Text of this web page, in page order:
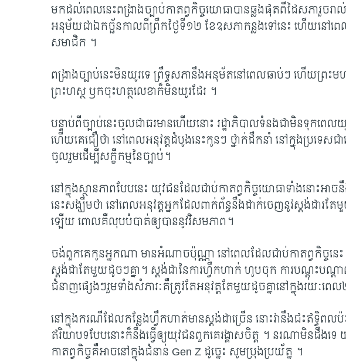
មកដល់ពេលនេះពង្រាងច្បាប់កាតព្វកិច្ចយោធាបានឆ្លងផុតពីដៃសភារួ
អនុម័យជាឯកច្ឆ័នកាលពីព្រឹកថ្ងៃទី១២ ខែឧសភាកន្លងទៅនេះ ហើយនៅពេល
សមាជិក ។​
ពង្រាងច្បាប់នេះមិនយូរទេ ព្រឹទ្ធសភានឹងអនុម័តនៅពេលឆាប់ៗ ហើយព្រះ
ព្រះហស្ថ ឫកចុះហត្ថលេខាក៏មិនយូរដែរ ។​
បន្ទាប់ពីច្បាប់នេះចូលជាធរមានហើយនោះ រដ្ឋាភិបាលទំនងជាមិនទុកពេល
ហើយគេជឿថា​ នៅពេលអនុវត្តដំបូងនេះកូនៗ ថ្នាក់ដឹកនាំ នៅក្នុងប្រទេសជ
ចូលរួម​ដើម្បីសក្ខីកម្មនៃច្បាប់។
នៅក្នុងស្ថានភាពបែបនេះ យុវជនដែលជាប់កាតព្វកិច្ចយោធាទាំងនោះ​អាច
នេះសង្ឃឹមថា នៅពេលអនុវត្តអ្នកដែលពាក់ព័ន្ធនឹងដាក់ចេញនូវស្តង់ដា
ឡើយ ពោលគឺលុបបំបាត់ឲ្យបាននូវវិសមភាព។
ចង់ពួកគេកូនអ្នកណា មានអំណាចប៉ុណ្ណា នៅពេលដែលជាប់កាតព្វកិច្ចនេ
ស្តង់ដាតែមួយដូចៗគ្នា។ ស្តង់ដានៃការហ្វឹកហាក់ ហូបចុក ការបណ្តុះបណ្ត
ជំនាញផ្សេងៗរួមទាំងសំភារៈគឺត្រូវតែអនុវត្តតែមួយដូចគ្នានៅក្នុងរយៈពេល
នៅក្នុងករណីដែលកន្លែងហ្វឹកហាត់មានស្តង់ដាច្រើន នោះវានឹងជះឥទ្ធិ
ឥរិយាបទបែបនោះក៏នឹងធ្វើឲ្យយុវជនពួកគេរង្គាសចិត្ត ។ នរណាមិនដឹង
កាតព្វកិច្ចគឺអាចនៅក្នុងជំនាន់ Gen Z ដូច្នេះ សូមប្រុងប្រយ័ត្ន ។